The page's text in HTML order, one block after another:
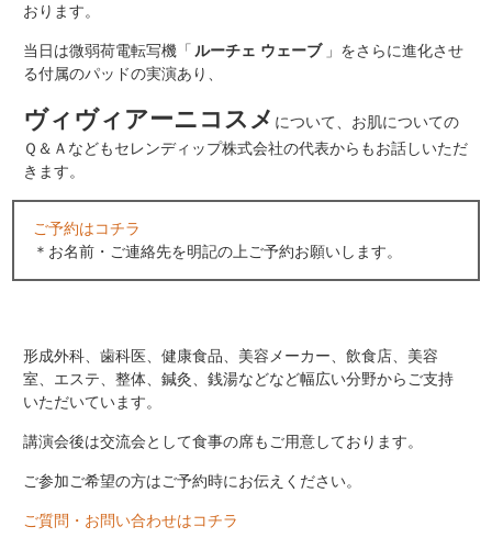
おります。
当日は微弱荷電転写機「 ルーチェ ウェーブ 」をさらに進化させ
る付属のパッドの実演あり、
ヴィヴィアーニコスメ について、お肌についての
Ｑ＆Ａなどもセレンディップ株式会社の代表からもお話しいただ
きます。
ご予約はコチラ
＊お名前・ご連絡先を明記の上ご予約お願いします。
形成外科、歯科医、健康食品、美容メーカー、飲食店、美容
室、エステ、整体、鍼灸、銭湯などなど幅広い分野からご支持
いただいています。
講演会後は交流会として食事の席もご用意しております。
ご参加ご希望の方はご予約時にお伝えください。
ご質問・お問い合わせはコチラ